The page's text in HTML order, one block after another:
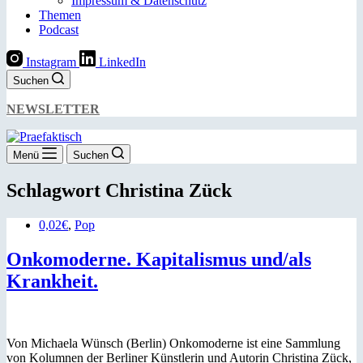
Themen
Podcast
Instagram LinkedIn
Suchen
NEWSLETTER
Menü Suchen
Schlagwort Christina Zück
0,02€, Pop
Onkomoderne. Kapitalismus und/als
Krankheit.
Von Michaela Wünsch (Berlin) Onkomoderne ist eine Sammlung
von Kolumnen der Berliner Künstlerin und Autorin Christina Zück,